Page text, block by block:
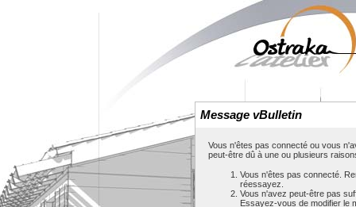
Message vBulletin
Vous n'êtes pas connecté ou vous
peut-être dû à une ou plusieurs
Vous n'êtes pas connecté.
réessayez.
Vous n'avez peut-être pas
Essayez-vous de modifier le